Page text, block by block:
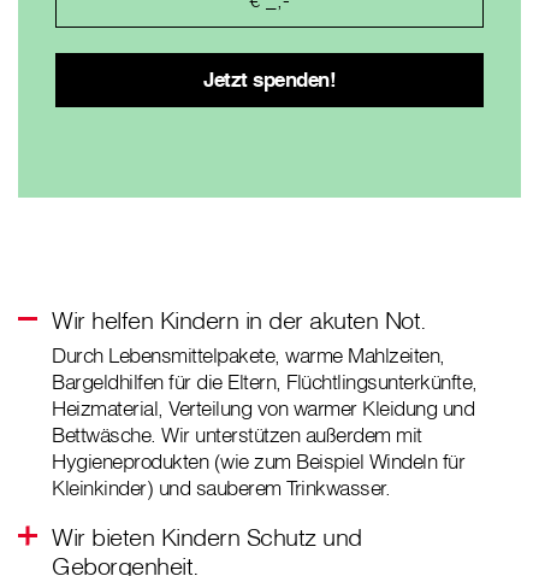
Wir helfen Kindern in der akuten Not.
Durch Lebensmittelpakete, warme Mahlzeiten,
Bargeldhilfen für die Eltern, Flüchtlingsunterkünfte,
Heizmaterial, Verteilung von warmer Kleidung und
Bettwäsche. Wir unterstützen außerdem mit
Hygieneprodukten (wie zum Beispiel Windeln für
Kleinkinder) und sauberem Trinkwasser.
Wir bieten Kindern Schutz und
Geborgenheit.